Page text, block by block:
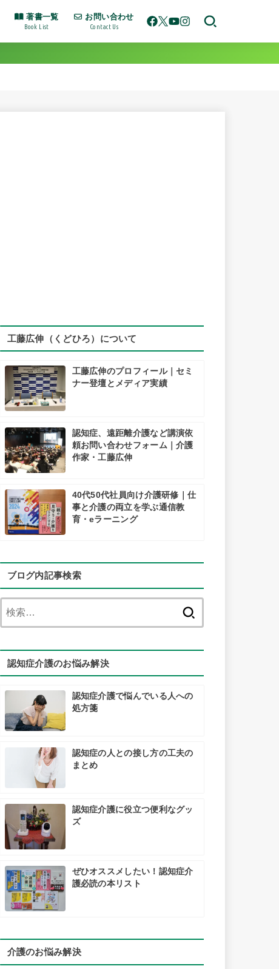
著書一覧
Book List
お問い合わせ
Contact Us
工藤広伸（くどひろ）について
工藤広伸のプロフィール｜セミ
ナー登壇とメディア実績
認知症、遠距離介護など講演依
頼お問い合わせフォーム｜介護
作家・工藤広伸
40代50代社員向け介護研修｜仕
事と介護の両立を学ぶ通信教
育・eラーニング
ブログ内記事検索
認知症介護のお悩み解決
認知症介護で悩んでいる人への
処方箋
認知症の人との接し方の工夫の
まとめ
認知症介護に役立つ便利なグッ
ズ
ぜひオススメしたい！認知症介
護必読の本リスト
介護のお悩み解決